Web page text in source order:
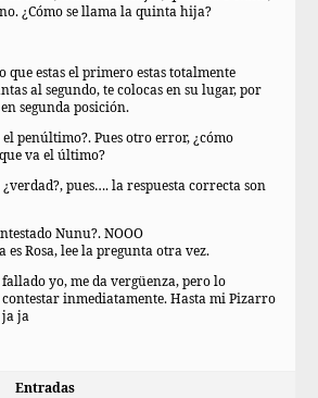
¿Cómo se llama la quinta hija?
que estas el primero estas totalmente
al segundo, te colocas en su lugar, por
segunda posición.
el penúltimo?. Pues otro error, ¿cómo
va el último?
¿verdad?, pues…. la respuesta correcta son
Nunu?. NOOO
es Rosa, lee la pregunta otra vez.
yo, me da vergüenza, pero lo
inmediatamente. Hasta mi Pizarro
ja ja
Entradas